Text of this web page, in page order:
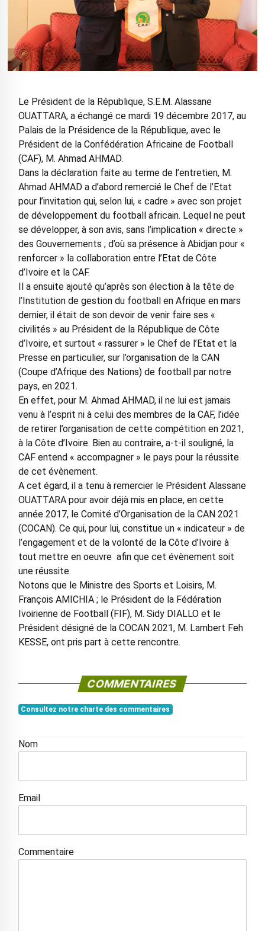
Le Président de la République, S.E.M. Alassane
OUATTARA, a échangé ce mardi 19 décembre 2017, au
Palais de la Présidence de la République, avec le
Président de la Confédération Africaine de Football
(CAF), M. Ahmad AHMAD.
Dans la déclaration faite au terme de l’entretien, M.
Ahmad AHMAD a d’abord remercié le Chef de l’Etat
pour l’invitation qui, selon lui, « cadre » avec son projet
de développement du football africain. Lequel ne peut
se développer, à son avis, sans l’implication « directe »
des Gouvernements ; d’où sa présence à Abidjan pour «
renforcer » la collaboration entre l’Etat de Côte
d’Ivoire et la CAF.
Il a ensuite ajouté qu’après son élection à la tête de
l’Institution de gestion du football en Afrique en mars
dernier, il était de son devoir de venir faire ses «
civilités » au Président de la République de Côte
d’Ivoire, et surtout « rassurer » le Chef de l’Etat et la
Presse en particulier, sur l’organisation de la CAN
(Coupe d’Afrique des Nations) de football par notre
pays, en 2021.
En effet, pour M. Ahmad AHMAD, il ne lui est jamais
venu à l’esprit ni à celui des membres de la CAF, l’idée
de retirer l’organisation de cette compétition en 2021,
à la Côte d’Ivoire. Bien au contraire, a-t-il souligné, la
CAF entend « accompagner » le pays pour la réussite
de cet évènement.
A cet égard, il a tenu à remercier le Président Alassane
OUATTARA pour avoir déjà mis en place, en cette
année 2017, le Comité d’Organisation de la CAN 2021
(COCAN). Ce qui, pour lui, constitue un « indicateur » de
l’engagement et de la volonté de la Côte d’Ivoire à
tout mettre en oeuvre afin que cet évènement soit
une réussite.
Notons que le Ministre des Sports et Loisirs, M.
François AMICHIA ; le Président de la Fédération
Ivoirienne de Football (FIF), M. Sidy DIALLO et le
Président désigné de la COCAN 2021, M. Lambert Feh
KESSE, ont pris part à cette rencontre.
COMMENTAIRES
Consultez notre charte des commentaires
Nom
Email
Commentaire